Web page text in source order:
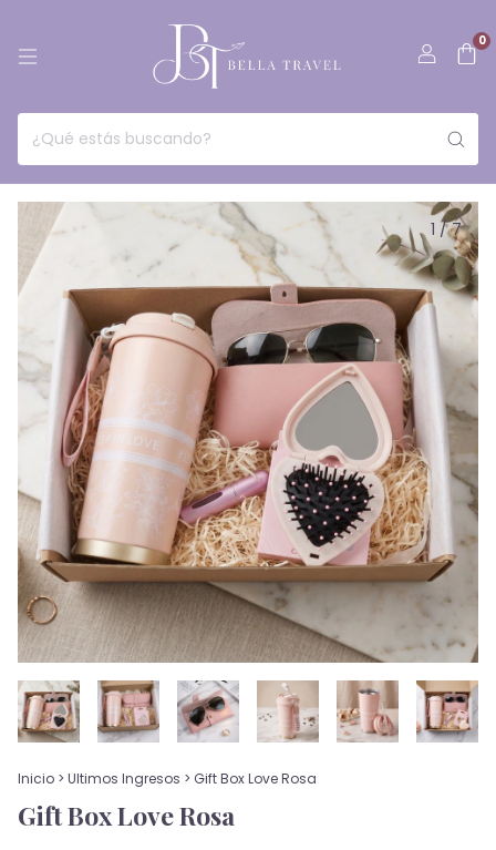
0
1 /7
Inicio > Ultimos Ingresos > Gift Box Love Rosa
Gift Box Love Rosa